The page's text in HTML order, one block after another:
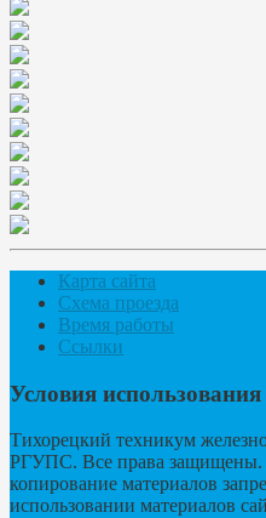
Карта сайта
Схема проезда
Время работы
Ссылки
Условия использования
Тихорецкий техникум
РГУПС. Все права защищены.
копирование материалов
использовании материалов